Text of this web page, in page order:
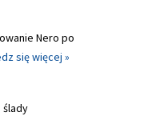
Nero po
się więcej »
ślady